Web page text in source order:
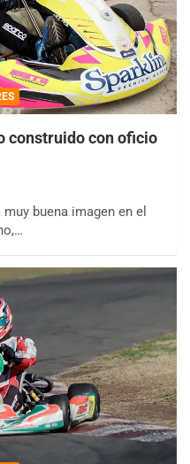
construido con oficio
buena imagen en el